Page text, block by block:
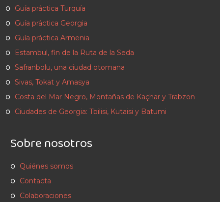
Guía práctica Turquía
Guía práctica Georgia
Guía práctica Armenia
Estambul, fin de la Ruta de la Seda
Safranbolu, una ciudad otomana
Sivas, Tokat y Amasya
Costa del Mar Negro, Montañas de Kaçhar y Trabzon
Ciudades de Georgia: Tbilisi, Kutaisi y Batumi
Sobre nosotros
Quiénes somos
Contacta
Colaboraciones